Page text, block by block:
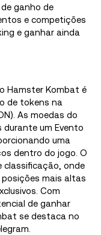
ganho de
e competições
e ganhar ainda
Hamster Kombat é
de tokens na
As moedas do
um Evento
uma
dentro do jogo. O
classificação, onde
mais altas
Com
de ganhar
se destaca no